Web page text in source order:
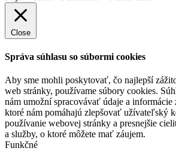
Close
Správa súhlasu so súbormi cookies
Aby sme mohli poskytovať, čo najlepší
web stránky, používame súbory cookies.
nám umožní spracovávať údaje a informácie
ktoré nám pomáhajú zlepšovať užívateľský
používanie webovej stránky a presnejšie
a služby, o ktoré môžete mať záujem.
Funkčné